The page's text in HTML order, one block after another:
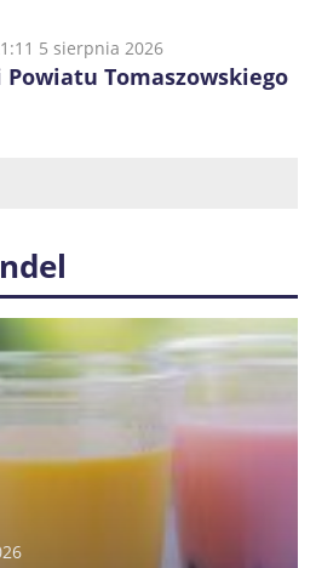
5 sierpnia 2026
Powiatu Tomaszowskiego